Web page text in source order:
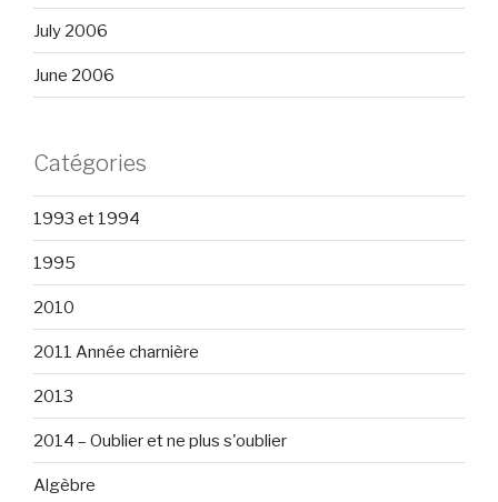
July 2006
June 2006
Catégories
1993 et 1994
1995
2010
2011 Année charnière
2013
2014 – Oublier et ne plus s'oublier
Algèbre